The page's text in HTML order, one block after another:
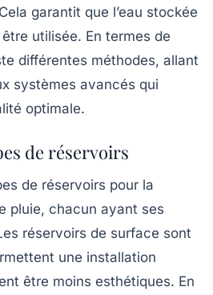
garantit que l’eau stockée
utilisée. En termes de
différentes méthodes, allant
systèmes avancés qui
optimale.
de réservoirs
de réservoirs pour la
pluie, chacun ayant ses
réservoirs de surface sont
une installation
être moins esthétiques. En